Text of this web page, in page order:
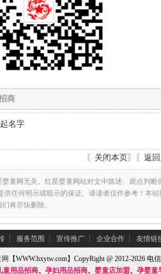
商
名字
〖 关闭本页〗〖 返
童网无关。红星婴童网站对文中陈述、观点判断
任何明示或暗示的保证。请读者仅作参考！本站
将尽快删除。
┆ 服务范围 ┆ 宣传推广 ┆ 企业合作 ┆ 友情链
【WWW.hxytw.com】CopyRight @ 2012-2026
童用品招商、 孕妇用品招商、 婴童店加盟、 孕婴童